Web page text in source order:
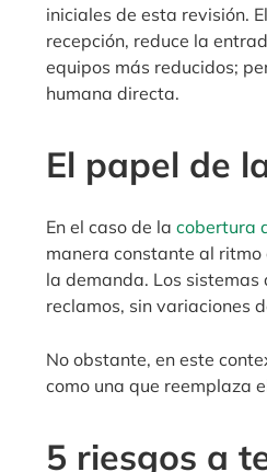
iniciales de esta revisión.
recepción, reduce la
equipos más reducidos;
humana directa.
El papel de
En el caso de la cobertura
manera constante al
la demanda. Los
reclamos, sin variaciones
No obstante, en este
como una que reemplaza
5 riesgos a